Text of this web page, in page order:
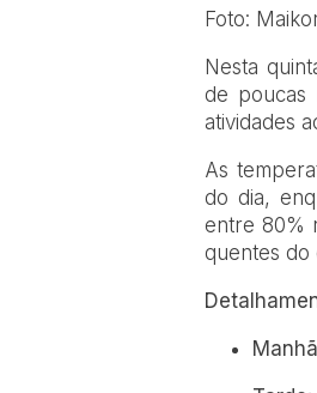
Foto:
Nesta
de poucas
atividades
As
do dia,
entre 80%
quentes do